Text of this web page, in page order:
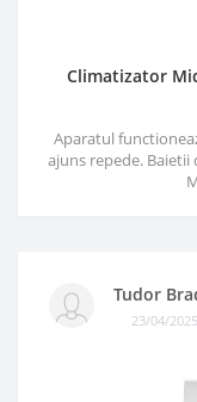
Climatizator
Aparatul
ajuns repede.
Tudor
23/04/2025